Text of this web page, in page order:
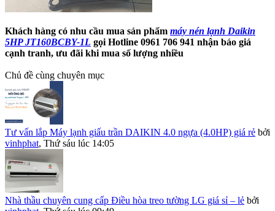
Khách hàng có nhu cầu mua sản phẩm máy nén lạnh Daikin
5HP JT160BCBY-1L gọi Hotline 0961 706 941 nhận báo giá
cạnh tranh, ưu đãi khi mua số lượng nhiều
Chủ đề cùng chuyên mục
Tư vấn lắp Máy lạnh giấu trần DAIKIN 4.0 ngựa (4.0HP) giá rẻ bởi
vinhphat, Thứ sáu lúc 14:05
Nhà thầu chuyên cung cấp Điều hòa treo tường LG giá sỉ – lẻ bởi